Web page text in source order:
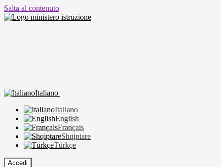
Salta al contenuto
Italiano
Italiano
English
Français
Shqiptare
Türkçe
Accedi